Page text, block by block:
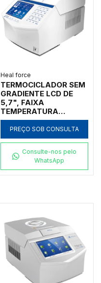
Heal force
TERMOCICLADOR SEM
GRADIENTE LCD DE
5,7", FAIXA
TEMPERATURA
0°-100°C RAMPA
AQUECIMENTO: 4°C/S E
RESFRIAMENTO:
96X0,2ML + 77X0,5ML
PREÇO SOB CONSULTA
Consulte-nos pelo
WhatsApp